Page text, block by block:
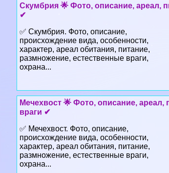
Скумбрия 🌟 Фото, описание, ареал,
✔
✅ Скумбрия. Фото, описание,
происхождение вида, особенности,
хаpaктер, ареал обитания, питание,
размножение, естественные враги,
охрана...
Мечехвост 🌟 Фото, описание, ареал,
враги ✔
✅ Мечехвост. Фото, описание,
происхождение вида, особенности,
хаpaктер, ареал обитания, питание,
размножение, естественные враги,
охрана...